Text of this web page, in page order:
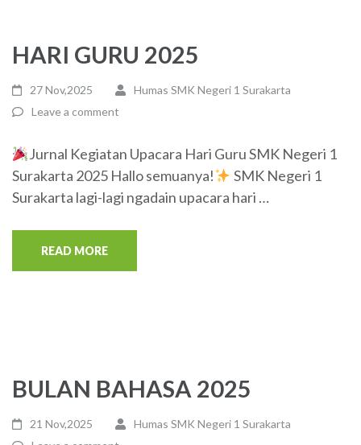
HARI GURU 2025
27 Nov,2025
Humas SMK Negeri 1 Surakarta
Leave a comment
Jurnal Kegiatan Upacara Hari Guru SMK Negeri 1
Surakarta 2025 Hallo semuanya!
SMK Negeri 1
Surakarta lagi-lagi ngadain upacara hari …
READ MORE
BULAN BAHASA 2025
21 Nov,2025
Humas SMK Negeri 1 Surakarta